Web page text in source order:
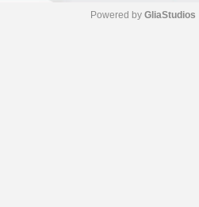
Powered by GliaStudios